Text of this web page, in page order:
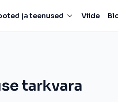
ja teenused Viide
tarkvara